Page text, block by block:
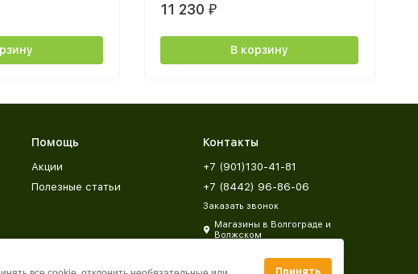
11 230 ₽
В корзину
Помощь
Акции
Полезные статьи
Контакты
+7 (901)130-41-81
+7 (8442) 96-86-06
Заказать звонок
Магазины в Волгограде и
Волжском
Принять